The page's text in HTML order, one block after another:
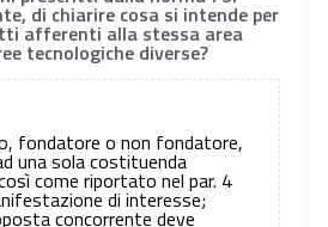
di chiarire cosa si intende per
afferenti alla stessa area
tecnologiche diverse?
fondatore o non fondatore,
una sola costituenda
come riportato nel par. 4
di interesse;
concorrente deve